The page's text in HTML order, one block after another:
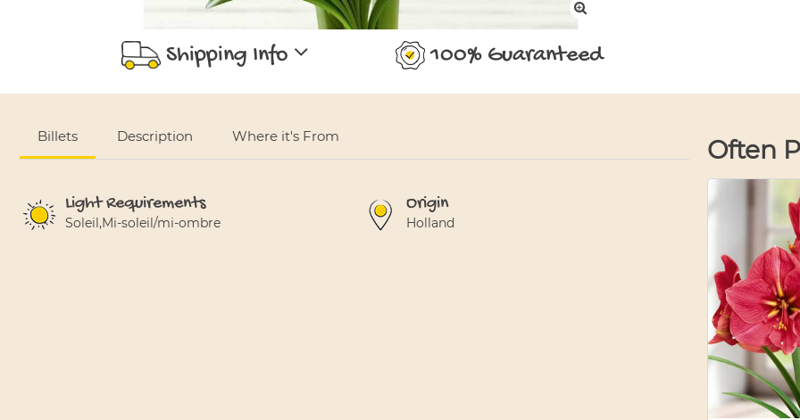
Shipping Info 100% Guaranteed
Billets
Description Where it's From
Light Requirements
Soleil,Mi-soleil/mi-ombre
Origin
Holland
Often